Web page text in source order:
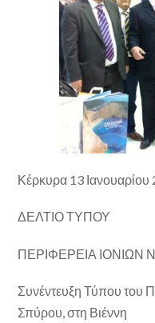
Κέρκυρα 13 Ιανουαρίου
ΔΕΛΤΙΟ ΤΥΠΟΥ
ΠΕΡΙΦΕΡΕΙΑ ΙΟΝΙΩΝ
Συνέντευξη Τύπου του
Σπύρου, στη Βιέννη